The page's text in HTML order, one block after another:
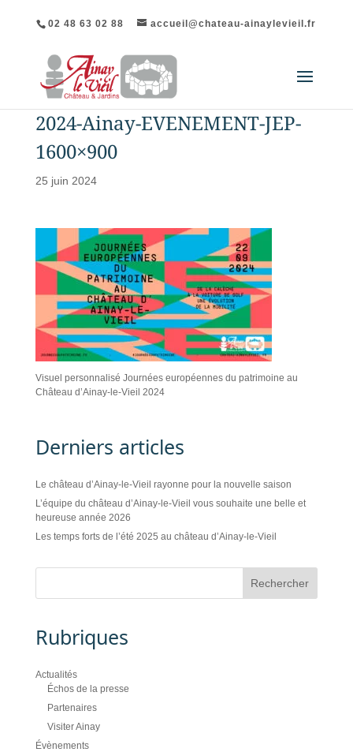
02 48 63 02 88 accueil@chateau-ainaylevieil.fr
2024-Ainay-EVENEMENT-JEP-
1600×900
25 juin 2024
Visuel personnalisé Journées européennes du patrimoine au
Château d’Ainay-le-Vieil 2024
Derniers articles
Le château d’Ainay-le-Vieil rayonne pour la nouvelle saison
L’équipe du château d’Ainay-le-Vieil vous souhaite une belle et
heureuse année 2026
Les temps forts de l’été 2025 au château d’Ainay-le-Vieil
Rubriques
Actualités
Échos de la presse
Partenaires
Visiter Ainay
Évènements